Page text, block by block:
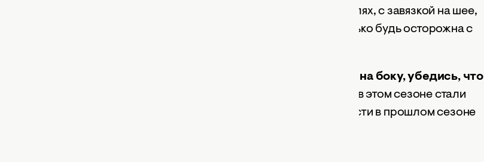
несусветного множества: на тонких и толстых бретелях, с завязкой на шее,
бандо, однотонный или с принтом, с шнуровкой. Только будь осторожна с
с шнурками на боку, убедись, что
Модными принтами в этом сезоне стали
тропические и животные. Кстати, на пике популярности в прошлом сезоне